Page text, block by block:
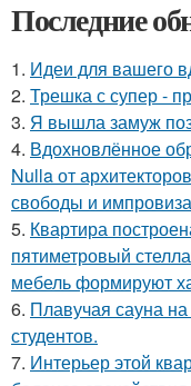
Последние
1. Идеи для вашего
2. Трешка с супер -
3. Я вышла замуж
4. Вдохновлённое
Nulla от
свободы и
5. Квартира
пятиметровый
мебель формируют
6. Плавучая сауна
студентов.
7. Интерьер этой